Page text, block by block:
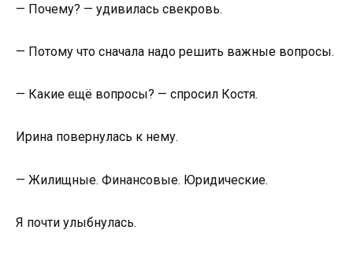
— Почему? — удивилась свекровь.
— Потому что сначала надо решить важные вопросы.
— Какие ещё вопросы? — спросил Костя.
Ирина повернулась к нему.
— Жилищные. Финансовые. Юридические.
Я почти улыбнулась.